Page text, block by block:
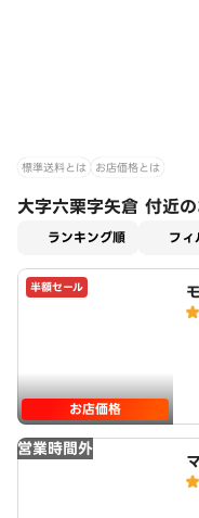
標準送料とは お店価格とは
大字六栗字矢倉 付近
ランキング順 フィ
半額セール
お店価格
営業時間外